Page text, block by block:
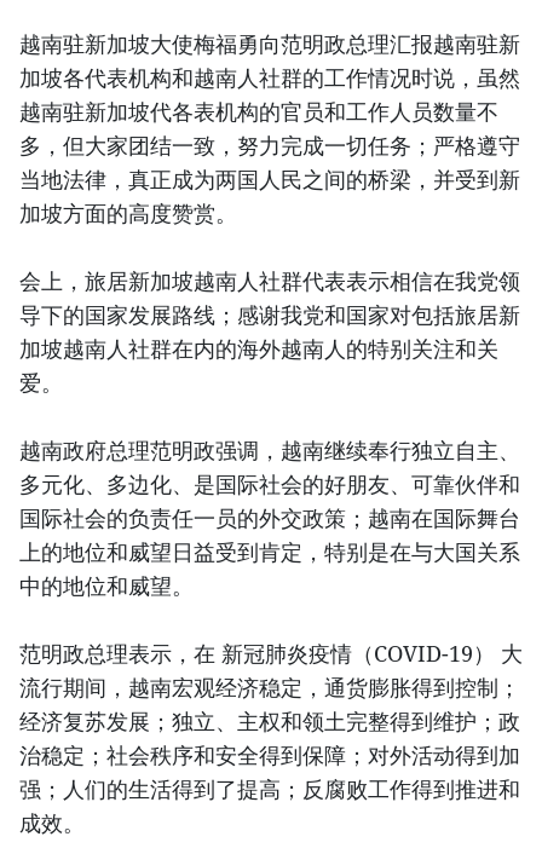
越南驻新加坡大使梅福勇向范明政总理汇报越南驻新
加坡各代表机构和越南人社群的工作情况时说，虽然
越南驻新加坡代各表机构的官员和工作人员数量不
多，但大家团结一致，努力完成一切任务；严格遵守
当地法律，真正成为两国人民之间的桥梁，并受到新
加坡方面的高度赞赏。
会上，旅居新加坡越南人社群代表表示相信在我党领
导下的国家发展路线；感谢我党和国家对包括旅居新
加坡越南人社群在内的海外越南人的特别关注和关
爱。
越南政府总理范明政强调，越南继续奉行独立自主、
多元化、多边化、是国际社会的好朋友、可靠伙伴和
国际社会的负责任一员的外交政策；越南在国际舞台
上的地位和威望日益受到肯定，特别是在与大国关系
中的地位和威望。
范明政总理表示，在 新冠肺炎疫情（COVID-19） 大
流行期间，越南宏观经济稳定，通货膨胀得到控制；
经济复苏发展；独立、主权和领土完整得到维护；政
治稳定；社会秩序和安全得到保障；对外活动得到加
强；人们的生活得到了提高；反腐败工作得到推进和
成效。